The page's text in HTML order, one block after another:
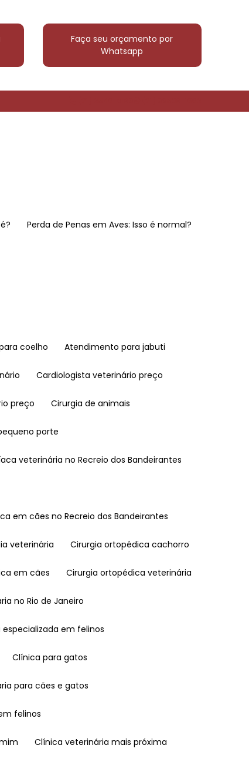
Faça seu orçamento por
Whatsapp
Perda de Penas em Aves: Isso é normal?
coelho Atendimento para jabuti
Cardiologista veterinário preço
preço Cirurgia de animais
porte
veterinária no Recreio dos Bandeirantes
em cães no Recreio dos Bandeirantes
veterinária Cirurgia ortopédica cachorro
em cães Cirurgia ortopédica veterinária
no Rio de Janeiro
especializada em felinos
Clínica para gatos
para cães e gatos
felinos
Clínica veterinária mais próxima